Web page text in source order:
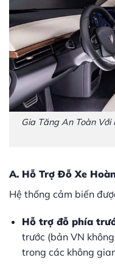
Gia Tăng An Toàn
A. Hỗ Trợ Đỗ Xe
Hệ thống cảm biến
Hỗ trợ đỗ phía
trước (bản VN
trong các không